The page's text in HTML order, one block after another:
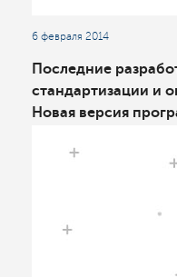
6 февраля 2014
Последние
стандартизации и
Новая версия